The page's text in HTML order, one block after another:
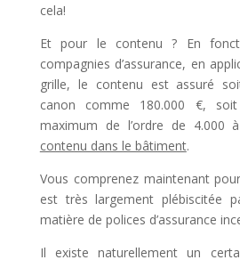
cela!
Et pour le contenu ? En
compagnies d’assurance, en
grille, le contenu est assuré
canon comme 180.000 €,
maximum de l’ordre de
contenu dans le bâtiment.
Vous comprenez maintenant
est très largement plébiscitée
matière de polices d’assurance
Il existe naturellement un